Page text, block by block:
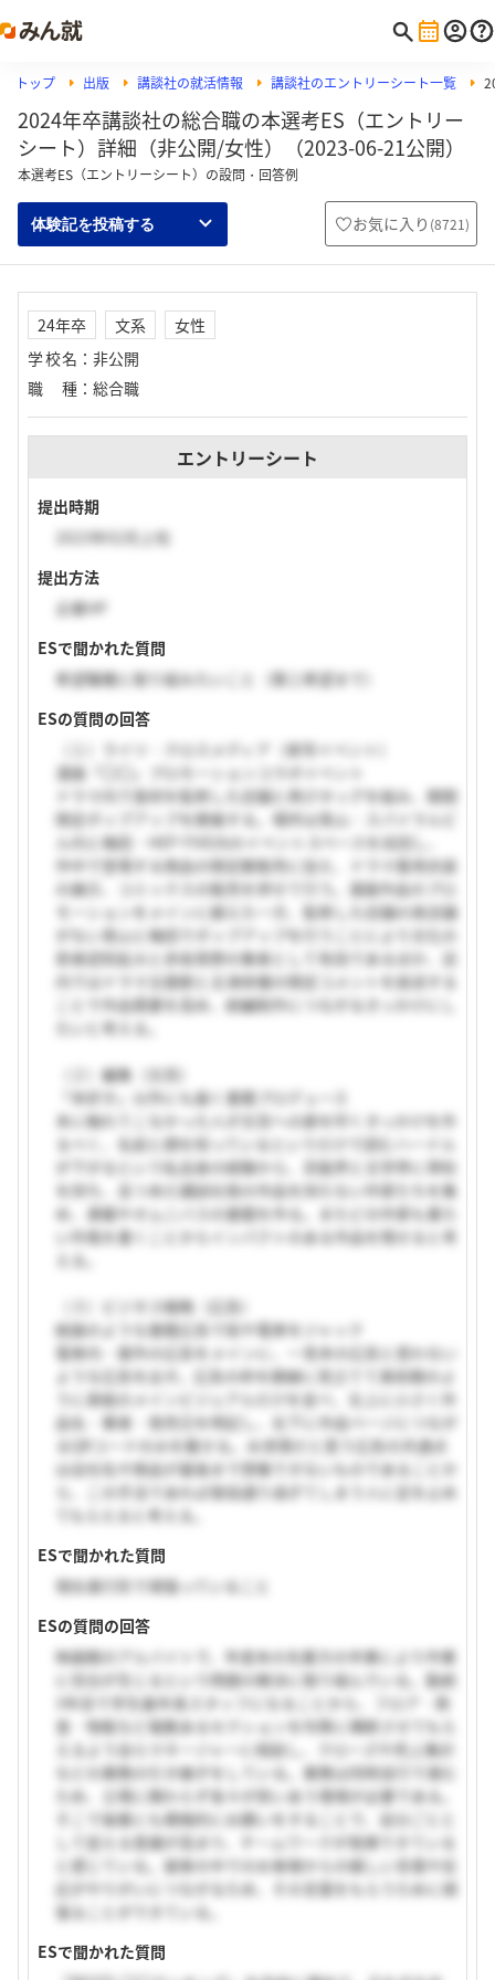
トップ 出版 講談社の就活情報 講談社のエントリーシート一覧
2024年卒講談社の総合職の本選考ES（エントリー
シート）詳細（非公開/女性）（2023-06-21公開）
本選考ES（エントリーシート）の設問・回答例
体験記を投稿する お気に入り (8721)
24年卒 文系
女性
学校名 ： 非公開
職種 ： 総合職
エントリーシート
提出時期
2023年02月上旬
提出方法
企業HP
ESで聞かれた質問
希望職種と取り組みたいこと（第三希望まで）
ESの質問の回答
（１）ライツ・クロスメディア（実写イベント）
漫画「〇〇」プロモーションコラボイベント
ドラマ内で食材を監修した店舗と再びタッグを組み、期間
限定ポップアップを開催する。場所は青山・スパイラルビ
ル内と梅田・HEP FIVE内のイベントスペースを巡回し、
作中で登場する商品の限定数販売に加え、ドラマ着用衣装
の展示、コミックスの販売を併せて行う。漫画作品のプロ
モーションをメインに据えた一方、監修した店舗の実店舗
がない青山と梅田でポップアップを行うことにより文化の
若者認知拡大と赤坂青野の集客として有効であるほか、店
内ではドラマ主題歌と主演俳優の限定コメントを放送する
ことで作品需要を高め、続編制作につながるきっかけにし
たいと考える。
（２）編集（文芸）
「本好き」以外にも届く書籍プロデュース
本に触れてこなかった人が文芸への扉を叩くきっかけを作
るべく、名前と顔を知っているというだけで読むハードル
が下がるという私自身の経験から、芸能界と文学界に草鞋
を持ち、且つ未だ講談社発の作品を持たない作家たちを集
め、連載やオムニバスの書籍を作る。またどの作家も重た
い作風を書くことからインパクトのある作品を残せると考
える。
（３）ビジネス戦略（広告）
絵画のような書籍広告で街や電車をジャック
電車内・屋外の広告をメインに、一見本の広告と思わない
ような広告を出す。広告の枠を額縁に見立てて美術館のよ
うに表紙のメインビジュアルだけを並べ、左上に小さく作
品名・著者・発売日を明記し、右下に作品ページにつなが
るQRコードのみを載せる。お洒落だと思う広告の共通点
は会社名や商品が最後まで想像できないものであることか
ら、この手法であれば普段通り過ぎてしまう人に足を止め
てもらえると考える。
ESで聞かれた質問
現在進行形で頑張っていること
ESの質問の回答
映画館のアルバイトで、年度末の先輩方の卒業により作業
に空白が生じるという問題の解決に取り組んでいる。勤続
3年目で学生最年長スタッフになることから、フロア・飲
食・物販など複数あるセクションを均等に横断させてもら
えるよう自らマネージャーに相談し、クローズや売上集計
などの業務の引き継ぎをしている。業務は同時並行で進む
ため、立場に関わらず各々が担いあう環境が必要である。
そこで後輩にも積極的にお願いをすることで、自分ごとと
して捉える意識が高まり、チームワークが発揮できている
と感じている。接客の中でのお客様からの嬉しい言葉や反
応がやりがいにつながるため、その言葉をもらうために頑
張ることができている。
ESで聞かれた質問